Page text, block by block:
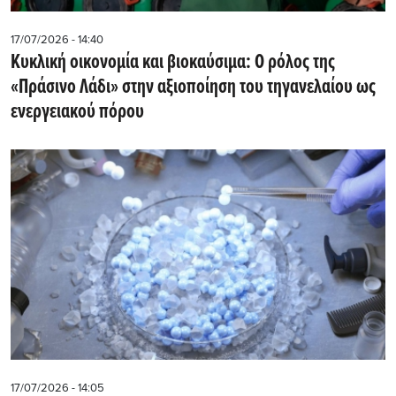
17/07/2026 - 14:40
Κυκλική οικονομία και βιοκαύσιμα: Ο ρόλος της
«Πράσινο Λάδι» στην αξιοποίηση του τηγανελαίου ως
ενεργειακού πόρου
17/07/2026 - 14:05